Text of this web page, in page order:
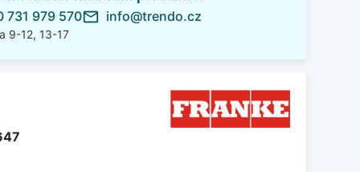
731 979 570
9-12, 13-17
mail_outline info@trendo.cz